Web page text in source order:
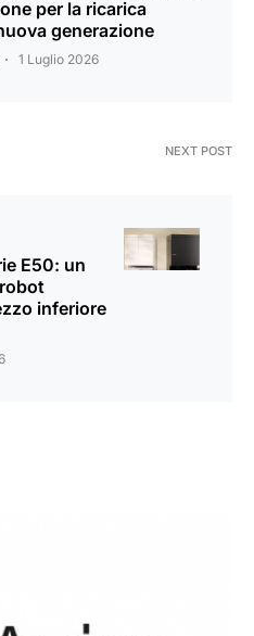
per la ricarica
generazione
1 Luglio 2026
NEXT POST
E50: un
inferiore